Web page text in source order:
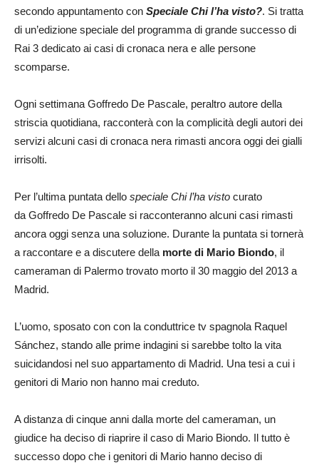
secondo appuntamento con Speciale Chi l’ha visto?. Si tratta
di un’edizione speciale del programma di grande successo di
Rai 3 dedicato ai casi di cronaca nera e alle persone
scomparse.
Ogni settimana Goffredo De Pascale, peraltro autore della
striscia quotidiana, racconterà con la complicità degli autori dei
servizi alcuni casi di cronaca nera rimasti ancora oggi dei gialli
irrisolti.
Per l’ultima puntata dello speciale Chi l’ha visto curato
da Goffredo De Pascale si racconteranno alcuni casi rimasti
ancora oggi senza una soluzione. Durante la puntata si tornerà
a raccontare e a discutere della morte di Mario Biondo, il
cameraman di Palermo trovato morto il 30 maggio del 2013 a
Madrid.
L’uomo, sposato con con la conduttrice tv spagnola Raquel
Sánchez, stando alle prime indagini si sarebbe tolto la vita
suicidandosi nel suo appartamento di Madrid. Una tesi a cui i
genitori di Mario non hanno mai creduto.
A distanza di cinque anni dalla morte del cameraman, un
giudice ha deciso di riaprire il caso di Mario Biondo. Il tutto è
successo dopo che i genitori di Mario hanno deciso di